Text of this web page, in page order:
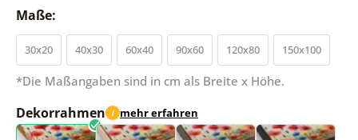
Maße:
30x20 40x30 60x40 90x60 120x80 150x100
*Die Maßangaben sind in cm als Breite x Höhe.
Dekorrahmen i mehr erfahren